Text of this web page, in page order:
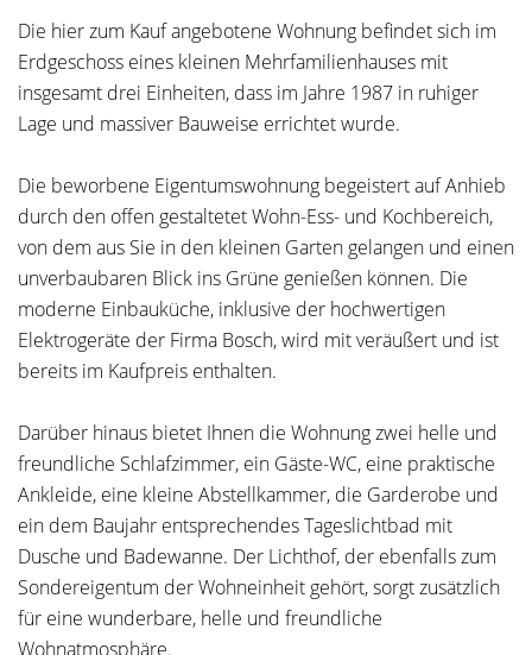
Die hier zum Kauf angebotene Wohnung befindet sich im
Erdgeschoss eines kleinen Mehrfamilienhauses mit
insgesamt drei Einheiten, dass im Jahre 1987 in ruhiger
Lage und massiver Bauweise errichtet wurde.
Die beworbene Eigentumswohnung begeistert auf Anhieb
durch den offen gestaltetet Wohn-Ess- und Kochbereich,
von dem aus Sie in den kleinen Garten gelangen und einen
unverbaubaren Blick ins Grüne genießen können. Die
moderne Einbauküche, inklusive der hochwertigen
Elektrogeräte der Firma Bosch, wird mit veräußert und ist
bereits im Kaufpreis enthalten.
Darüber hinaus bietet Ihnen die Wohnung zwei helle und
freundliche Schlafzimmer, ein Gäste-WC, eine praktische
Ankleide, eine kleine Abstellkammer, die Garderobe und
ein dem Baujahr entsprechendes Tageslichtbad mit
Dusche und Badewanne. Der Lichthof, der ebenfalls zum
Sondereigentum der Wohneinheit gehört, sorgt zusätzlich
für eine wunderbare, helle und freundliche
Wohnatmosphäre.